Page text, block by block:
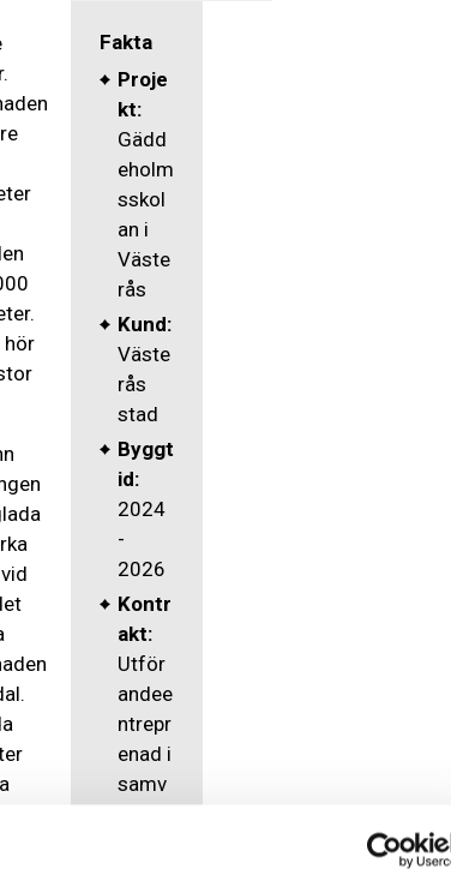
hör
Fakta
Proje
kt:
Gädd
eholm
sskol
an i
Väste
rås
Kund:
Väste
rås
stad
Byggt
id:
2024
-
2026
Kontr
akt:
Utför
andee
ntrepr
enad i
samv